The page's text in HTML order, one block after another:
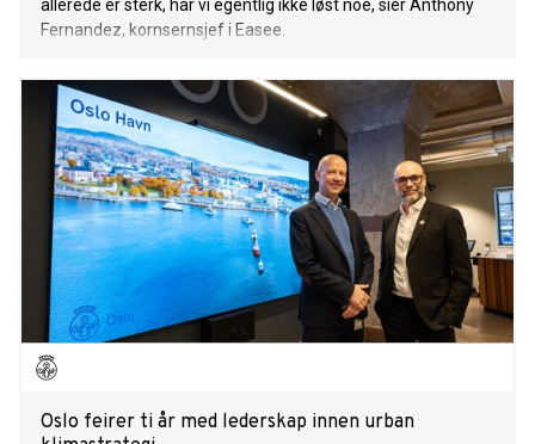
allerede er sterk, har vi egentlig ikke løst noe, sier Anthony
Fernandez, kornsernsjef i Easee.
Oslo feirer ti år med lederskap innen urban